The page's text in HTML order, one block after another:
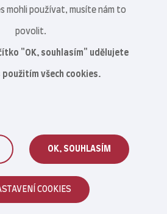
s.r.o. © 2021–2026
mohli používat, musíte nám to
povolit.
"OK, souhlasím" udělujete
použitím všech cookies.
OK, SOUHLASÍM
COOKIES